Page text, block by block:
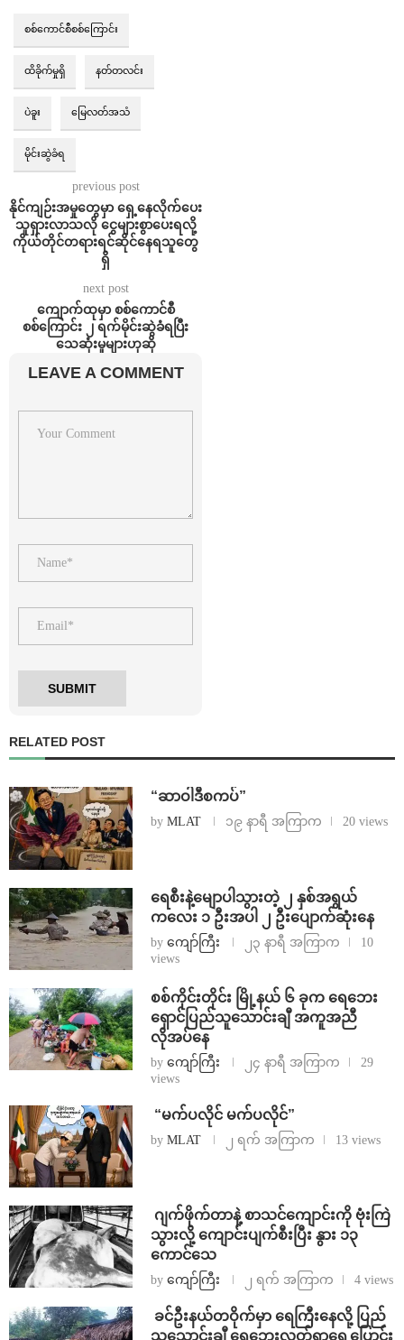
စစ်ကောင်စီစစ်ကြောင်း
ထိခိုက်မှုရှိ နတ်တလင်း
ပဲခူး မြေလတ်အသံ
မိုင်းဆွဲခံရ
previous post
နိုင်ကျဉ်းအမှုတွေမှာ ရှေ့နေလိုက်ပေး
သူရှားလာသလို ငွေများစွာပေးရလို့
ကိုယ်တိုင်တရားရင်ဆိုင်နေရသူတွေ
ရှိ
next post
ကျောက်ထုမှာ စစ်ကောင်စီ
စစ်ကြောင်း ၂ ရက်မိုင်းဆွဲခံရပြီး
သေဆုံးမှုများဟုဆို
LEAVE A COMMENT
RELATED POST
“ဆာဝါဒီစကပ်”
by MLAT ၁၉ နာရီ အကြာက 20 views
ရေစီးနဲ့မျောပါသွားတဲ့ ၂ နှစ်အရွယ်
ကလေး ၁ ဦးအပါ ၂ ဦးပျောက်ဆုံးနေ
by ကျော်ကြီး ၂၃ နာရီ အကြာက
10
views
စစ်ကိုင်းတိုင်း မြို့နယ် ၆ ခုက ရေဘေး
ရှောင်ပြည်သူသောင်းချီ အကူအညီ
လိုအပ်နေ
by ကျော်ကြီး ၂၄ နာရီ အကြာက
29
views
⁨ ⁨“မက်ပလိုင် မက်ပလိုင်”
by MLAT ၂ ရက် အကြာက 13 views
⁨⁩ ⁨ဂျက်ဖိုက်တာနဲ့ စာသင်ကျောင်းကို ဗုံးကြဲ
သွားလို့ ကျောင်းပျက်စီးပြီး နွား ၁၃
ကောင်သေ
by ကျော်ကြီး ၂ ရက် အကြာက 4 views
⁩ ⁨ခင်ဦးနယ်တဝိုက်မှာ ရေကြီးနေလို့ ပြည်
သူသောင်းချီ ရေဘေးလွတ်ရာရွှေ့ပြောင်း